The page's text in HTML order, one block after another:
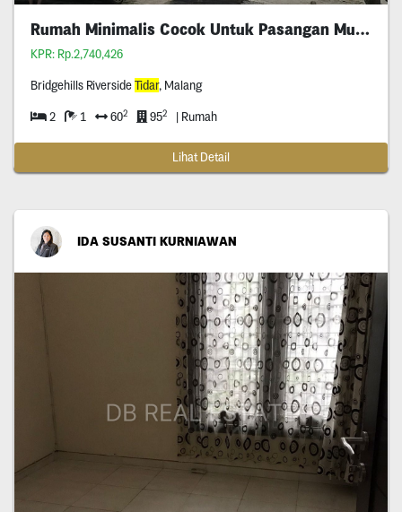
Rumah Minimalis Cocok Untuk Pasangan Muda
KPR: Rp.2,740,426
Bridgehills RiversideTidar, Malang
2 1 602 952 | Rumah
Lihat Detail
IDA SUSANTI KURNIAWAN